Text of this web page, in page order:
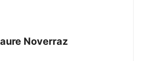
Noverraz